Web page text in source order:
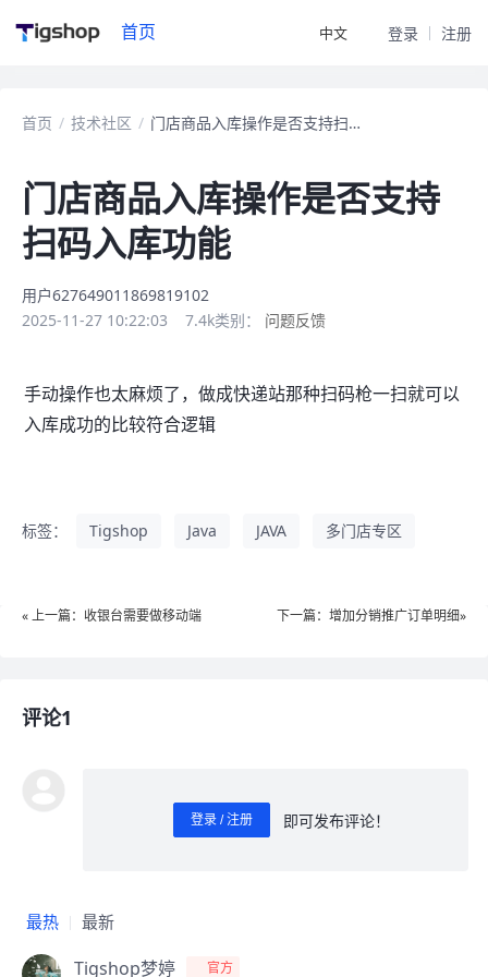
首页 中文 登录 注册
首页 / 技术社区 / 门店商品入库操作是否支持扫码入库功能
门店商品入库操作是否支持
扫码入库功能
用户627649011869819102
2025-11-27 10:22:03
7.4k类别： 问题反馈
手动操作也太麻烦了，做成快递站那种扫码枪一扫就可以
入库成功的比较符合逻辑
标签： Tigshop Java JAVA 多门店专区
« 上一篇：收银台需要做移动端 下一篇：增加分销推广订单明细»
评论1
登录 / 注册
即可发布评论！
最热 最新
Tigshop梦婷 官方